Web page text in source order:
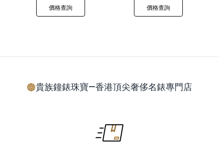
價格查詢 價格查詢
貴族鐘錶珠寶—香港頂尖奢侈名錶專門店